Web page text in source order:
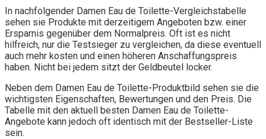
In nachfolgender Damen Eau de Toilette-Vergleichstabelle
sehen sie Produkte mit derzeitigem Angeboten bzw. einer
Ersparnis gegenüber dem Normalpreis. Oft ist es nicht
hilfreich, nur die Testsieger zu vergleichen, da diese eventuell
auch mehr kosten und einen höheren Anschaffungspreis
haben. Nicht bei jedem sitzt der Geldbeutel locker.
Neben dem Damen Eau de Toilette-Produktbild sehen sie die
wichtigsten Eigenschaften, Bewertungen und den Preis. Die
Tabelle mit den aktuell besten Damen Eau de Toilette-
Angebote kann jedoch oft identisch mit der Bestseller-Liste
sein.